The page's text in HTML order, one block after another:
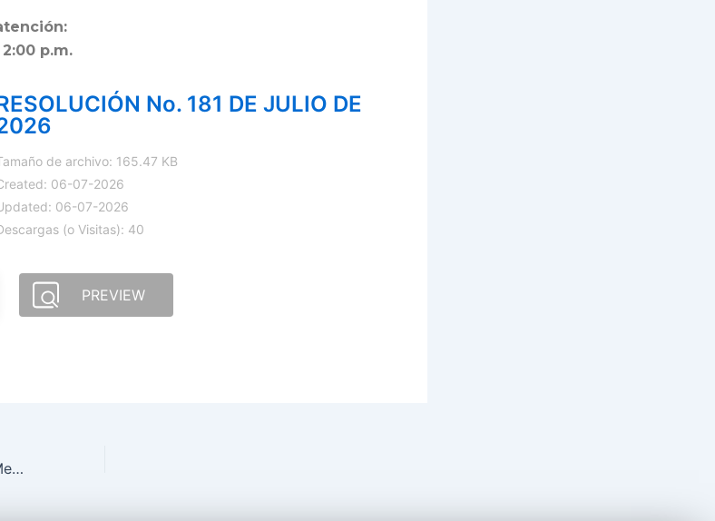
p.m.
No. 181 DE JULIO DE
de archivo: 165.47 KB
06-07-2026
06-07-2026
(o Visitas): 40
PREVIEW
Socialización Capacitaciones Mes de Abril de 2026